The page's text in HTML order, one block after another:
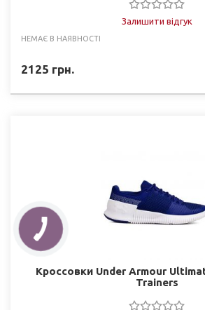
Залишити відгук
НЕМАЄ В НАЯВНОСТІ
2125 грн.
Кроссовки Under Armour
Trainers